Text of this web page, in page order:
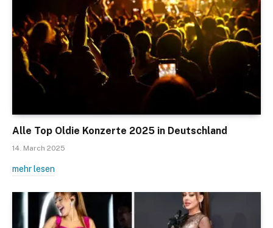
Alle Top Oldie Konzerte 2025 in Deutschland
14. March 2025
mehr lesen